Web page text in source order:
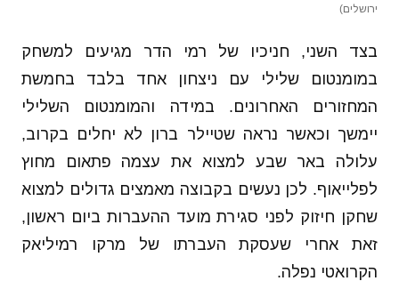
ירושלים)
בצד השני, חניכיו של רמי הדר מגיעים למשחק
במומנטום שלילי עם ניצחון אחד בלבד בחמשת
המחזורים האחרונים. במידה והמומנטום השלילי
יימשך וכאשר נראה שטיילר ברון לא יחלים בקרוב,
עלולה באר שבע למצוא את עצמה פתאום מחוץ
לפלייאוף. לכן נעשים בקבוצה מאמצים גדולים למצוא
שחקן חיזוק לפני סגירת מועד ההעברות ביום ראשון,
זאת אחרי שעסקת העברתו של מרקו רמיליאק
הקרואטי נפלה.